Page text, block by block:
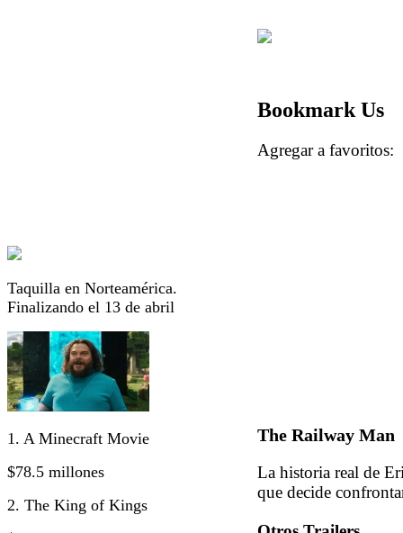
Taquilla en Norteamérica.
Finalizando el 13 de abril
1. A Minecraft Movie
$78.5 millones
2. The King of Kings
Bookmark Us
Agregar a
The Railway Man
La historia real de
que decide